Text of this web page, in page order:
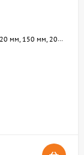
мм, 200 мм, 300 мм